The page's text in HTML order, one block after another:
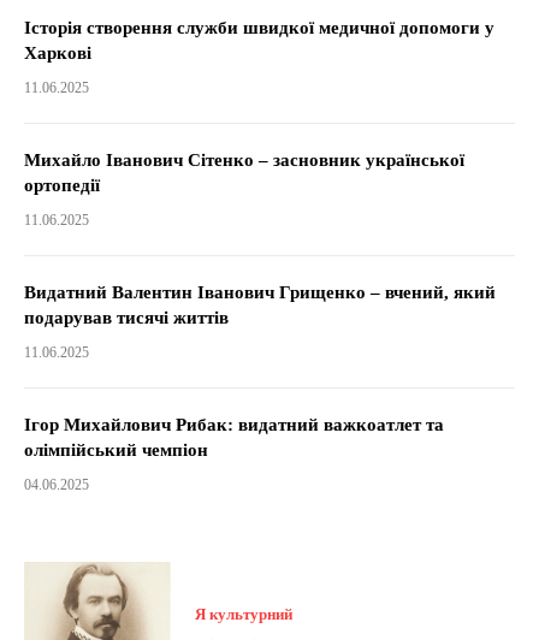
Історія створення служби швидкої медичної допомоги у
Харкові
11.06.2025
Михайло Іванович Сітенко – засновник української
ортопедії
11.06.2025
Видатний Валентин Іванович Грищенко – вчений, який
подарував тисячі життів
11.06.2025
Ігор Михайлович Рибак: видатний важкоатлет та
олімпійський чемпіон
04.06.2025
Я культурний